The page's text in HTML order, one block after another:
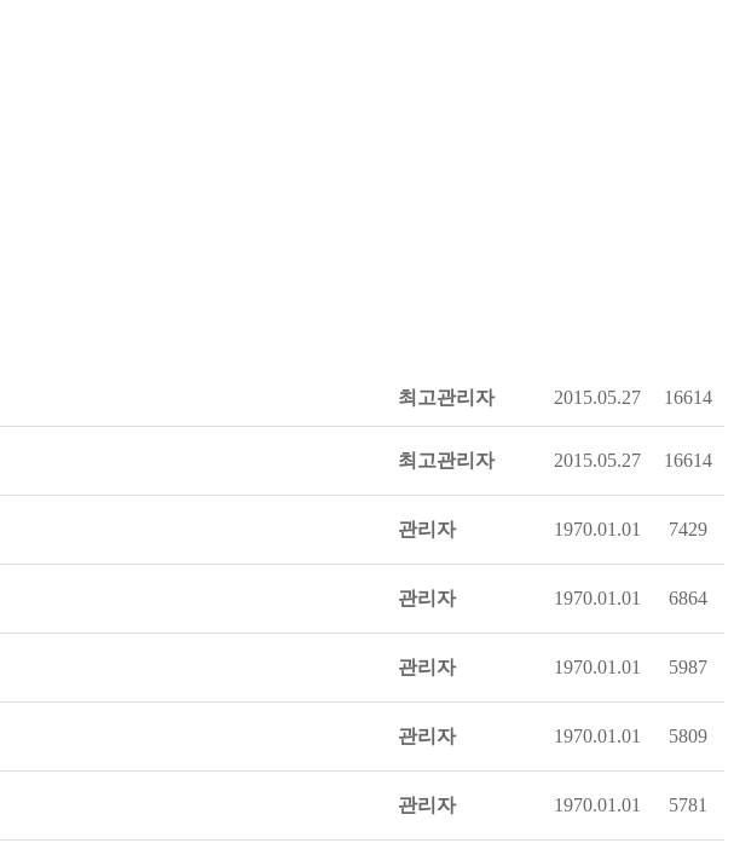
최고관리자 2015.05.27 16614
최고관리자 2015.05.27 16614
관리자 1970.01.01 7429
관리자 1970.01.01 6864
관리자 1970.01.01 5987
관리자 1970.01.01 5809
관리자 1970.01.01 5781